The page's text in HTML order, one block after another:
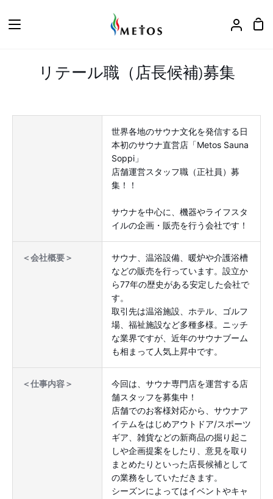
キ
ア
カ
リテール職（店長候補)募集
世界各地のサウナ文化を発信する日
本初のサウナ直営店「Metos Sauna
Soppi」
店舗運営スタッフ職（正社員）募
集！！
サウナを中心に、機器やライフスタ
イルの企画・販売を行う会社です！
＜会社概要＞
サウナ、温浴設備、暖炉や介護浴槽
などの販売を行っています。設立か
ら77年の歴史がある安定した会社で
す。
取引先は温浴施設、ホテル、ゴルフ
場、福祉施設など多種多様。ニッチ
な業界ですが、近年のサウナブーム
も相まって人気上昇中です。
＜仕事内容＞
今回は、サウナ専門店を運営する店
舗スタッフを募集中！
店舗でのお客様対応から、サウナア
イテムをはじめアウトドア/スポーツ
ギア、雑貨などの新商品の掘り起こ
しや企画提案をしたり、意見を取り
まとめたりといった店長候補として
の業務をしていただきます。
シーズンによってはイベントやキャ